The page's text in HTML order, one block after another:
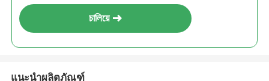
চালিয়ে
แนะนำผลิตภัณฑ์